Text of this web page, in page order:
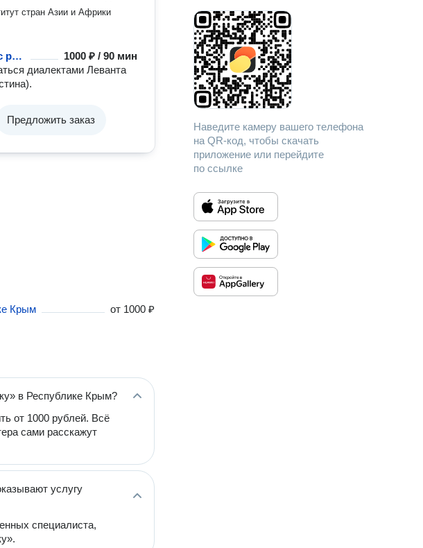
стран Азии и Африки
Занятие по арабскому языку с репетитором
1000 ₽ / 90 мин
диалектами Леванта
Предложить заказ
Крым от 1000 ₽
в Республике Крым?
от 1000 рублей. Всё
сами расскажут
услугу
специалиста,
Наведите камеру вашего телефона
на QR-код, чтобы скачать
приложение или перейдите
по ссылке